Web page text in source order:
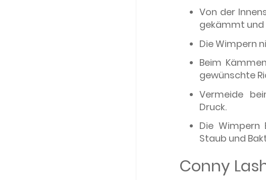
Von der
gekämmt und
Die Wimpern
Beim
gewünschte
Vermeide
Druck.
Die
Staub und
Conny